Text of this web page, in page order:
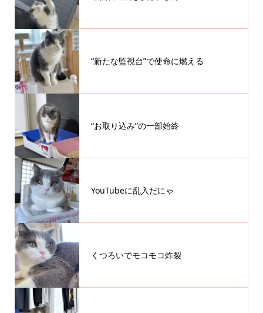
“新たな監視台”で使命に燃える
“お取り込み”の一部始終
YouTubeに乱入だにゃ
くつろいでモコモコ炸裂